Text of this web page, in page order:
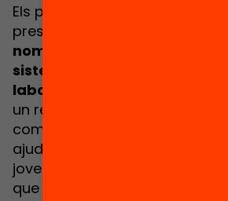
Els programes de segona
presenten com una
nombre de joves que
sistema educatiu i
laboral que no els dona
un recurs que pretén millorar
competències bàsiques i
ajudar a reprendre els
joves que no han obtingut el
que tenen poques